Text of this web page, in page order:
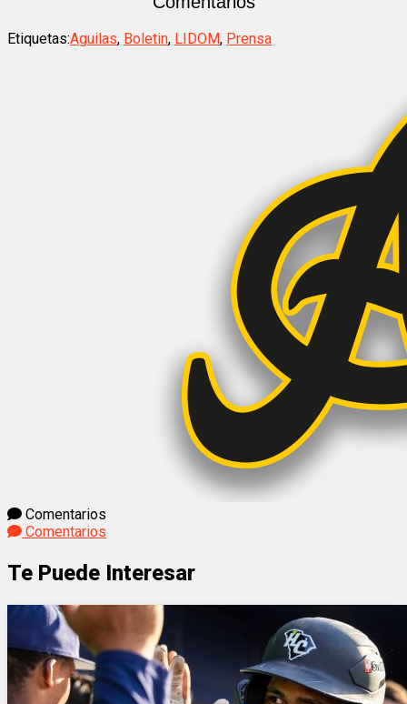
Etiquetas:Aguilas, Boletin, LIDOM, Prensa
Comentarios
Comentarios
Te Puede Interesar